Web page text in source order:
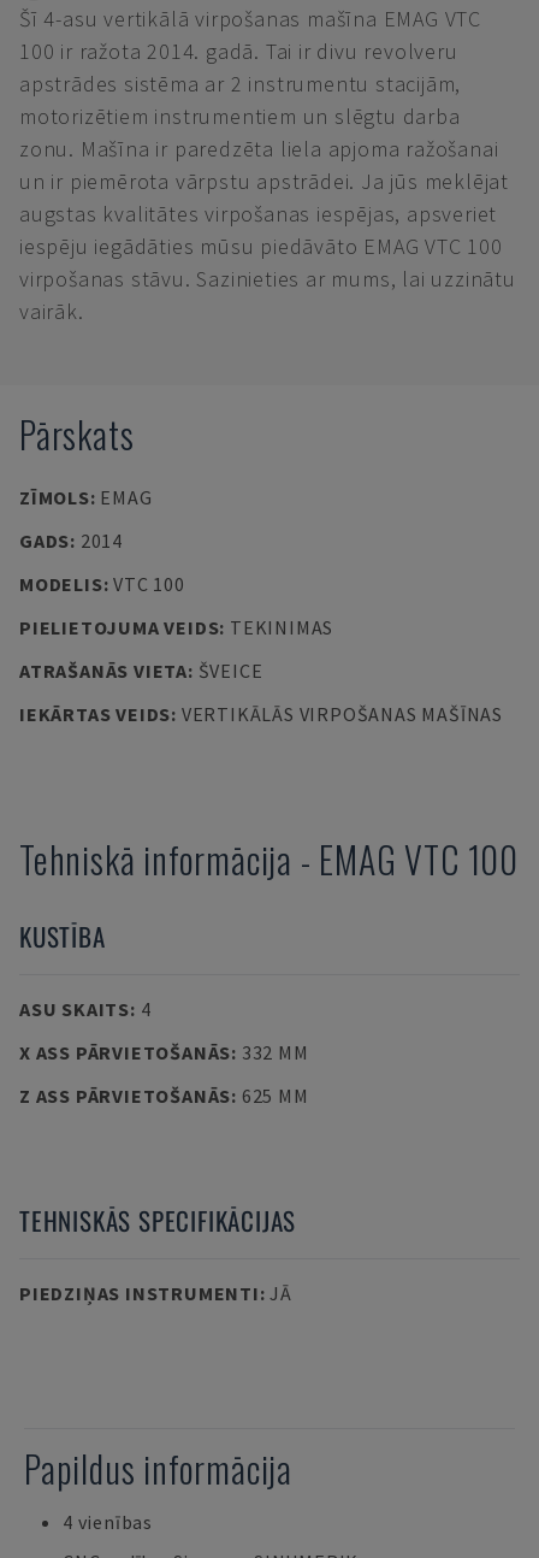
Šī 4-asu vertikālā virpošanas mašīna EMAG VTC
100 ir ražota 2014. gadā. Tai ir divu revolveru
apstrādes sistēma ar 2 instrumentu stacijām,
motorizētiem instrumentiem un slēgtu darba
zonu. Mašīna ir paredzēta liela apjoma ražošanai
un ir piemērota vārpstu apstrādei. Ja jūs meklējat
augstas kvalitātes virpošanas iespējas, apsveriet
iespēju iegādāties mūsu piedāvāto EMAG VTC 100
virpošanas stāvu. Sazinieties ar mums, lai uzzinātu
vairāk.
Pārskats
ZĪMOLS: EMAG
GADS: 2014
MODELIS:VTC 100
PIELIETOJUMA VEIDS: TEKINIMAS
ATRAŠANĀS VIETA: ŠVEICE
IEKĀRTAS VEIDS: VERTIKĀLĀS VIRPOŠANAS MAŠĪNAS
Tehniskā informācija - EMAG VTC 100
KUSTĪBA
ASU SKAITS: 4
X ASS PĀRVIETOŠANĀS: 332 MM
Z ASS PĀRVIETOŠANĀS: 625 MM
TEHNISKĀS SPECIFIKĀCIJAS
PIEDZIŅAS INSTRUMENTI:JĀ
Papildus informācija
4 vienības